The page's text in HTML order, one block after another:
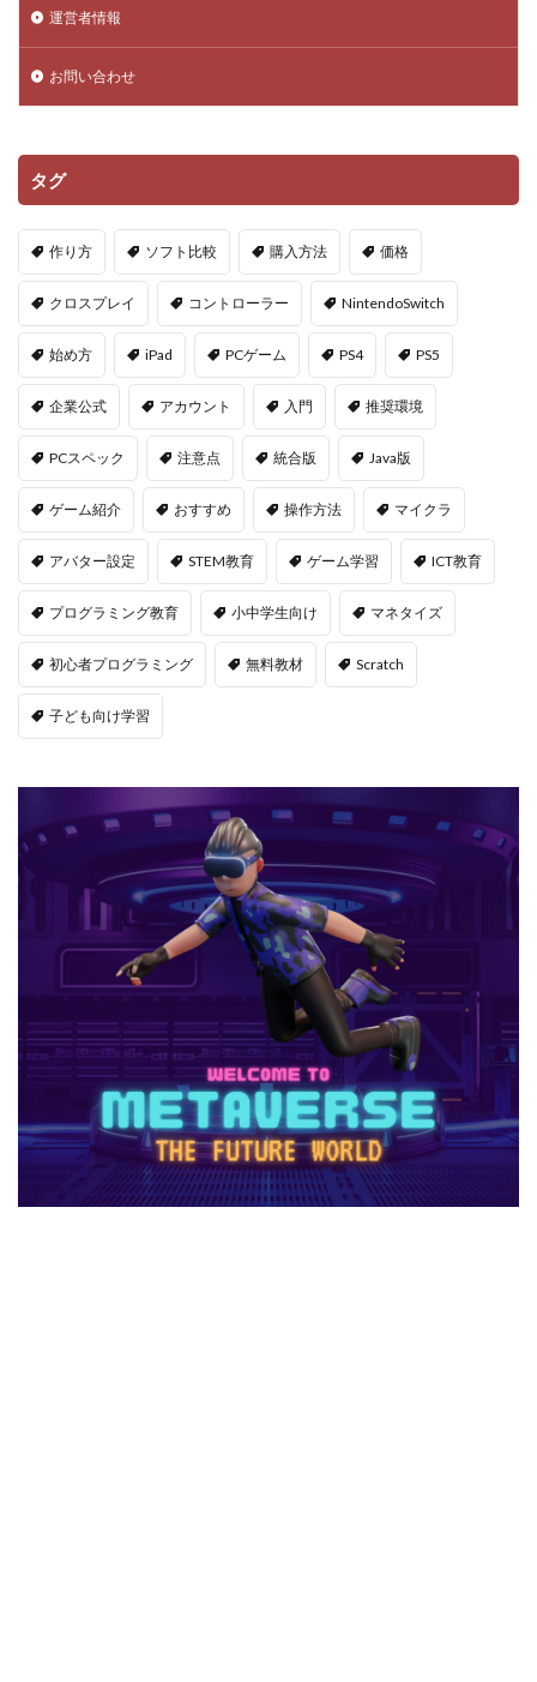
運営者情報
お問い合わせ
タグ
作り方 ソフト比較 購入方法 価格
クロスプレイ コントローラー NintendoSwitch
始め方 iPad PCゲーム PS4 PS5
企業公式 アカウント 入門 推奨環境
PCスペック 注意点 統合版 Java版
ゲーム紹介 おすすめ 操作方法 マイクラ
アバター設定 STEM教育 ゲーム学習 ICT教育
プログラミング教育 小中学生向け マネタイズ
初心者プログラミング 無料教材 Scratch
子ども向け学習